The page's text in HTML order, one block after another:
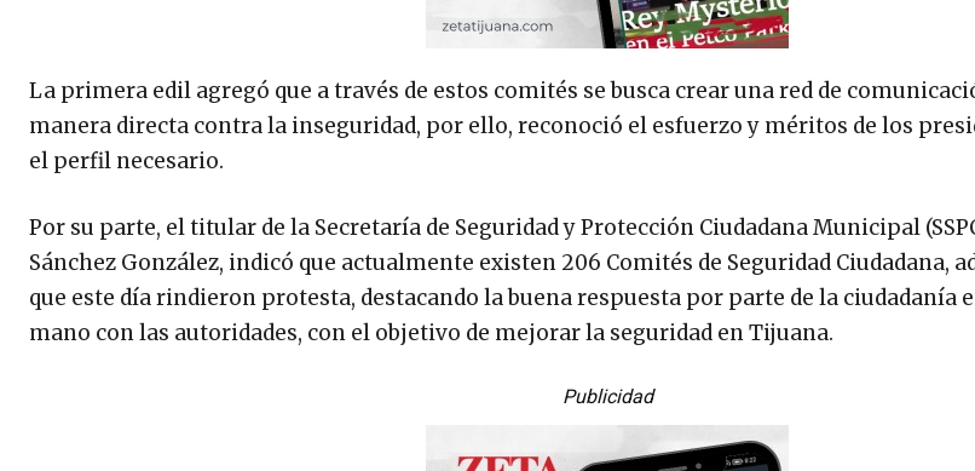
La primera edil agregó que a través de estos comités se busca crear una red de
manera directa contra la inseguridad, por ello, reconoció el esfuerzo y méritos de los
el perfil necesario.
Por su parte, el titular de la Secretaría de Seguridad y Protección Ciudadana Municipal
Sánchez González, indicó que actualmente existen 206 Comités de Seguridad Ciudadana,
que este día rindieron protesta, destacando la buena respuesta por parte de la ciudadanía
mano con las autoridades, con el objetivo de mejorar la seguridad en Tijuana.
Publicidad